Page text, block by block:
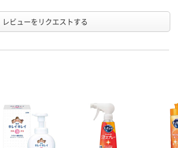
レビューをリクエストする